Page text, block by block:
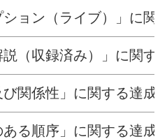
ション（ライブ）」に関
説（収録済み）」に関す
び関係性」に関する達成
ある順序」に関する達成